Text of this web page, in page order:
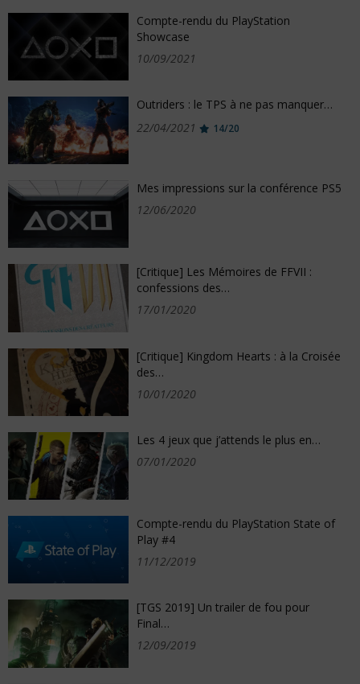
Compte-rendu du PlayStation
Showcase
10/09/2021
Outriders : le TPS à ne pas manquer…
22/04/2021
14/20
Mes impressions sur la conférence PS5
12/06/2020
[Critique] Les Mémoires de FFVII :
confessions des…
17/01/2020
[Critique] Kingdom Hearts : à la Croisée
des…
10/01/2020
Les 4 jeux que j’attends le plus en…
07/01/2020
Compte-rendu du PlayStation State of
Play #4
11/12/2019
[TGS 2019] Un trailer de fou pour
Final…
12/09/2019